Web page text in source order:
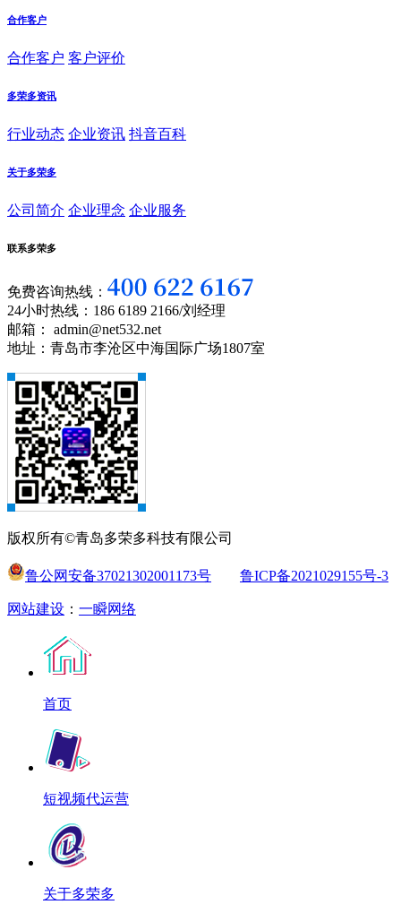
合作客户
合作客户 客户评价
多荣多资讯
行业动态 企业资讯 抖音百科
关于多荣多
公司简介 企业理念 企业服务
联系多荣多
免费咨询热线：
24小时热线：186 6189 2166/刘经理
邮箱： admin@net532.net
地址：青岛市李沧区中海国际广场1807室
版权所有©青岛多荣多科技有限公司
鲁公网安备37021302001173号 鲁ICP备2021029155号-3
网站建设 ： 一瞬网络
首页
短视频代运营
关于多荣多